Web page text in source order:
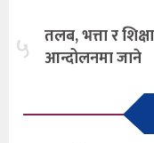
५ तलब, भत्ता र
आन्दोलनमा जाने